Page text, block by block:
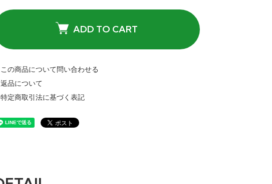
ADD TO CART
この商品について問い合わせる
返品について
特定商取引法に基づく表記